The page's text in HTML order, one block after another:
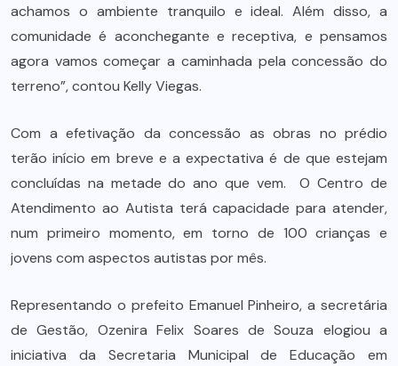
achamos o ambiente tranquilo e ideal. Além disso, a
comunidade é aconchegante e receptiva, e pensamos
agora vamos começar a caminhada pela concessão do
terreno”, contou Kelly Viegas.
Com a efetivação da concessão as obras no prédio
terão início em breve e a expectativa é de que estejam
concluídas na metade do ano que vem. O Centro de
Atendimento ao Autista terá capacidade para atender,
num primeiro momento, em torno de 100 crianças e
jovens com aspectos autistas por mês.
Representando o prefeito Emanuel Pinheiro, a secretária
de Gestão, Ozenira Felix Soares de Souza elogiou a
iniciativa da Secretaria Municipal de Educação em